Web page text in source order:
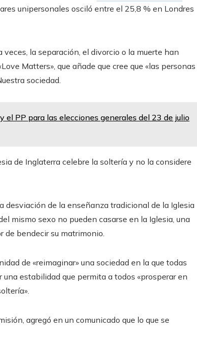
unipersonales osciló entre el 25,8 % en Londres
la separación, el divorcio o la muerte han
Matters», que añade que cree que «las personas
sociedad.
el PP para las elecciones generales del 23 de julio
de Inglaterra celebre la soltería y no la considere
desviación de la enseñanza tradicional de la Iglesia
mismo sexo no pueden casarse en la Iglesia, una
de bendecir su matrimonio.
de «reimaginar» una sociedad en la que todas
estabilidad que permita a todos «prosperar en
agregó en un comunicado que lo que se